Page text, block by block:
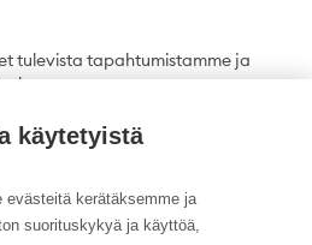
tulevista tapahtumistamme ja
käytetyistä
evästeitä kerätäksemme ja
suorituskykyä ja käyttöä,